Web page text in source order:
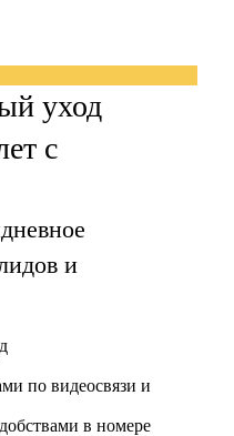
уход
с
и
по видеосвязи и
в номере